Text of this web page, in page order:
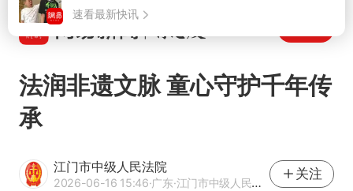
法润非遗文脉 童心守护千年传
承
江门市中级人民法院
2026-06-16 15:46·广东·江门市中级人民法院官方网易号
关注